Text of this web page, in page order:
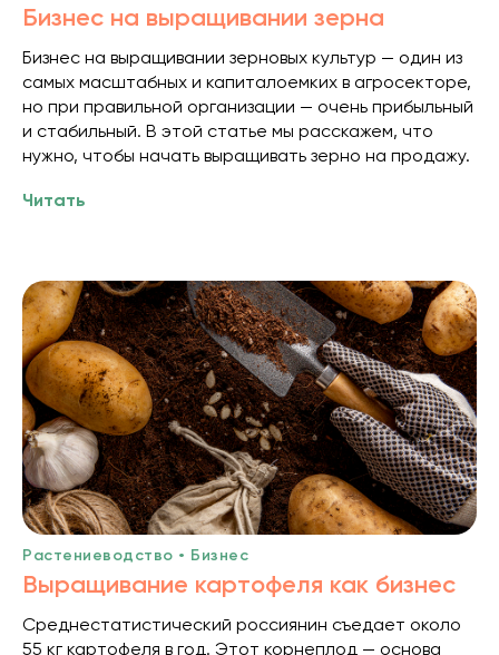
Бизнес на выращивании зерна
Бизнес на выращивании зерновых культур — один из
самых масштабных и капиталоемких в агросекторе,
но при правильной организации — очень прибыльный
и стабильный. В этой статье мы расскажем, что
нужно, чтобы начать выращивать зерно на продажу.
Читать
Растениеводство • Бизнес
Выращивание картофеля как бизнес
Среднестатистический россиянин съедает около
55 кг картофеля в год. Этот корнеплод — основа